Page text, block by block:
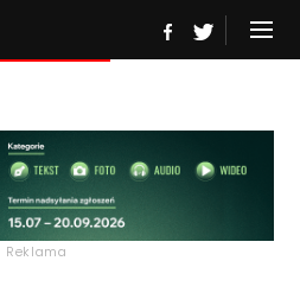
Reklama